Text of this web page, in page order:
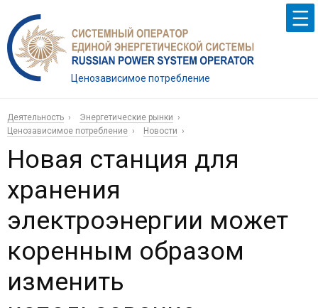
Ценозависимое потребление
Деятельность
Энергетические рынки
Ценозависимое потребление
Новости
Новая станция для
хранения
электроэнергии может
коренным образом
изменить